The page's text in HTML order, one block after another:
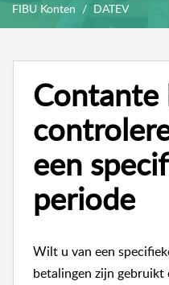
FIBU Konten DATEV
Contante
een
periode
Wilt u van een
betalingen zijn